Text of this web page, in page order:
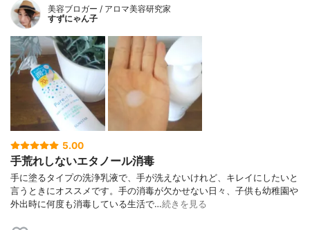
美容ブロガー / アロマ美容研究家
すずにゃん子
5.00
手荒れしないエタノール消毒
手に塗るタイプの洗浄乳液で、手が洗えないけれど、キレイにしたいと
言うときにオススメです。手の消毒が欠かせない日々、子供も幼稚園や
外出時に何度も消毒している生活で…続きを見る